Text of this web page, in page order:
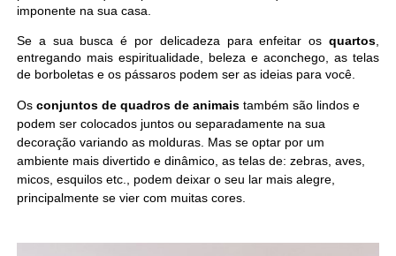
imponente na sua casa.
Se a sua busca é por delicadeza para enfeitar osquartos
entregando mais espiritualidade, beleza e aconchego, as telas
de borboletas e os pássaros podem ser as ideias para você.
Os conjuntos de quadros de animaistambém são lindos e
podem ser colocados juntos ou separadamente na sua
decoração variando as molduras. Mas se optar por um
ambiente mais divertido e dinâmico, as telas de: zebras, aves,
micos, esquilos etc., podem deixar o seu lar mais alegre,
principalmente se vier com muitas cores.